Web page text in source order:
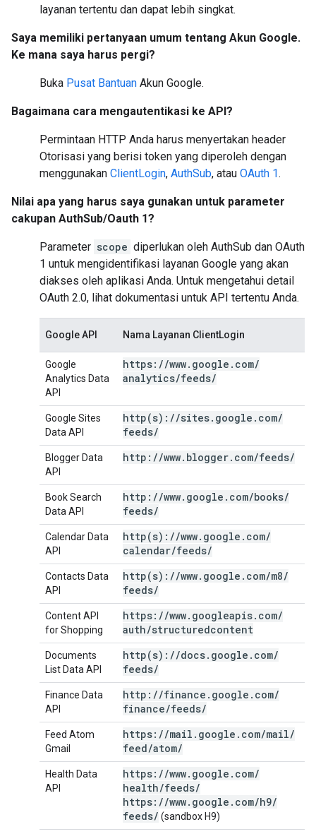
layanan tertentu dan dapat lebih singkat.
Saya memiliki pertanyaan umum tentang Akun Google.
Ke mana saya harus pergi?
Buka Pusat Bantuan Akun Google.
Bagaimana cara mengautentikasi ke API?
Permintaan HTTP Anda harus menyertakan header
Otorisasi yang berisi token yang diperoleh dengan
menggunakan ClientLogin, AuthSub, atau OAuth 1.
Nilai apa yang harus saya gunakan untuk parameter
cakupan AuthSub/Oauth 1?
Parameter scope diperlukan oleh AuthSub dan OAuth
1 untuk mengidentifikasi layanan Google yang akan
diakses oleh aplikasi Anda. Untuk mengetahui detail
OAuth 2.0, lihat dokumentasi untuk API tertentu Anda.
Google API Nama Layanan ClientLogin
Google
Analytics Data
API
https: //www. google . com/
analytics/feeds/
Google Sites
Data API
http(s): //sites. google . com/
feeds/
Blogger Data
API
http: //www. blogger. com/feeds/
Book Search
Data API
http: //www. google . com/books/
feeds/
Calendar Data
API
http(s): //www. google . com/
calendar/feeds/
Contacts Data
API
http(s): //www. google . com/m8/
feeds/
Content API
for Shopping
https: //www. googleapis. com/
auth/structuredcontent
Documents
List Data API
http(s): //docs. google . com/
feeds/
Finance Data
API
http: //finance . google . com/
finance/feeds/
Feed Atom
Gmail
https: //mail . google . com/mail/
feed/atom/
Health Data
API
https: //www. google . com/
health/feeds/
https: //www. google . com/h9/
feeds/ (sandbox H9)